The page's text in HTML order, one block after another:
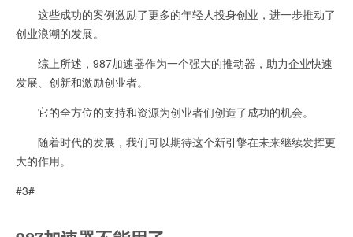
这些成功的案例激励了更多的年轻人投身创业，进一步推动了
创业浪潮的发展。
综上所述，987加速器作为一个强大的推动器，助力企业快速
发展、创新和激励创业者。
它的全方位的支持和资源为创业者们创造了成功的机会。
随着时代的发展，我们可以期待这个新引擎在未来继续发挥更
大的作用。
#3#